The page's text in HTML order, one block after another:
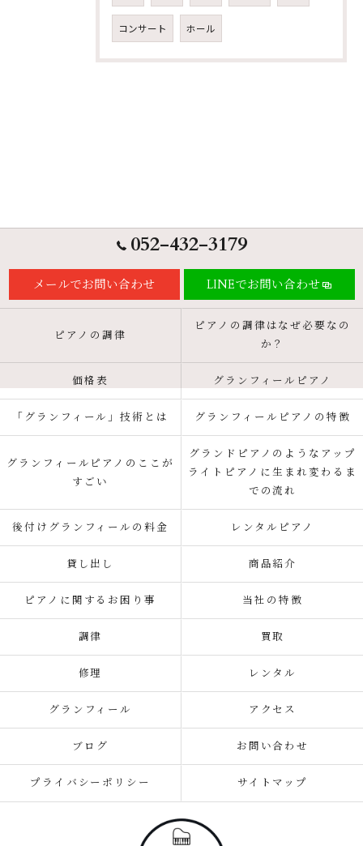
コンサート ホール
052-432-3179
メールでお問い合わせ LINEでお問い合わせ
ピアノの調律
ピアノの調律はなぜ必要なの
か？
価格表 グランフィールピアノ
「グランフィール」技術とは グランフィールピアノの特徴
グランフィールピアノのここが
すごい
グランドピアノのようなアップ
ライトピアノに生まれ変わるま
での流れ
後付けグランフィールの料金 レンタルピアノ
貸し出し 商品紹介
ピアノに関するお困り事 当社の特徴
調律 買取
修理 レンタル
グランフィール アクセス
ブログ お問い合わせ
プライバシーポリシー サイトマップ